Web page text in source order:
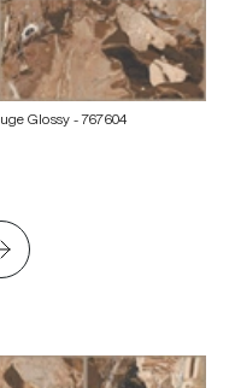
Glossy- 767604